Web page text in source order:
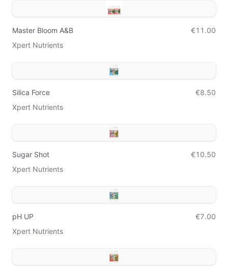
Master Bloom A&B
€11.00
Xpert Nutrients
Silica Force
€8.50
Xpert Nutrients
Sugar Shot
€10.50
Xpert Nutrients
pH UP
€7.00
Xpert Nutrients